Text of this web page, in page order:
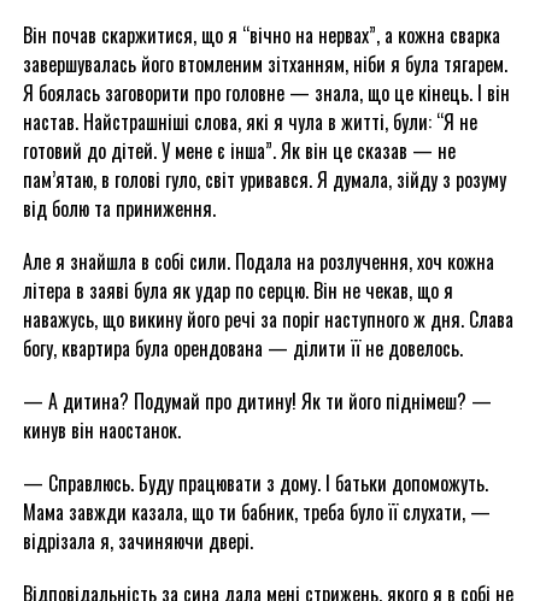
Він почав скаржитися, що я “вічно на нервах”, а кожна сварка
завершувалась його втомленим зітханням, ніби я була тягарем.
Я боялась заговорити про головне — знала, що це кінець. І він
настав. Найстрашніші слова, які я чула в житті, були: “Я не
готовий до дітей. У мене є інша”. Як він це сказав — не
пам’ятаю, в голові гуло, світ уривався. Я думала, зійду з розуму
від болю та приниження.
Але я знайшла в собі сили. Подала на розлучення, хоч кожна
літера в заяві була як удар по серцю. Він не чекав, що я
наважусь, що викину його речі за поріг наступного ж дня. Слава
богу, квартира була орендована — ділити її не довелось.
— А дитина? Подумай про дитину! Як ти його піднімеш? —
кинув він наостанок.
— Справлюсь. Буду працювати з дому. І батьки допоможуть.
Мама завжди казала, що ти бабник, треба було її слухати, —
відрізала я, зачиняючи двері.
Відповідальність за сина дала мені стрижень, якого я в собі не